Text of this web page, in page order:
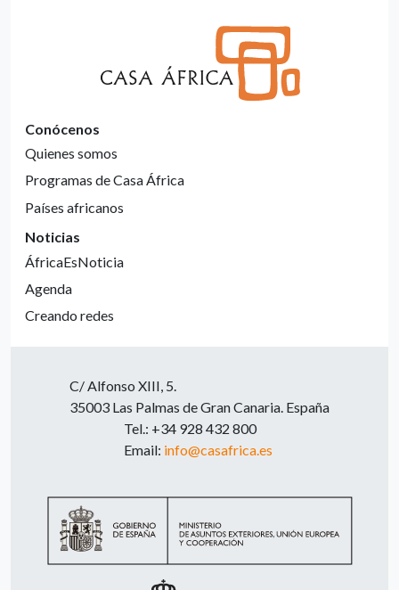
Conócenos
Quienes somos
Programas de Casa África
Países africanos
Noticias
ÁfricaEsNoticia
Agenda
Creando redes
C/ Alfonso XIII, 5.
35003 Las Palmas de Gran Canaria. España
Tel.: +34 928 432 800
Email: info@casafrica.es